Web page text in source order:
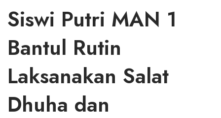
Siswi Putri MAN 1
Bantul Rutin
Laksanakan Salat
Dhuha dan